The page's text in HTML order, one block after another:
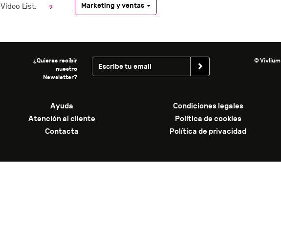
Vídeo List: 9 Marketing y ventas
¿Quieres recibir
nuestro
Newsletter?
© Vivlium
Ayuda
Condiciones legales
Atención al cliente
Política de cookies
Contacta
Política de privacidad